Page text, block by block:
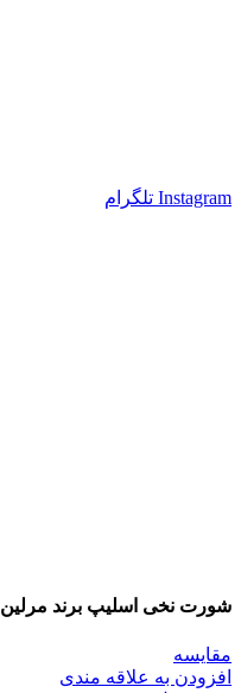
Instagram تلگرام
شورت نخی اسلیپ برند مرلین
مقایسه
افزودن به علاقه مندی